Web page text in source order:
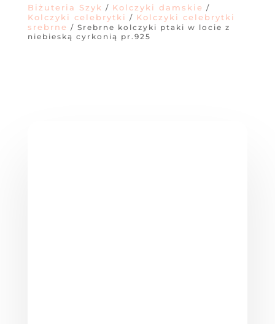
Biżuteria Szyk / Kolczyki damskie /
Kolczyki celebrytki / Kolczyki celebrytki
srebrne / Srebrne kolczyki ptaki w locie z
niebieską cyrkonią pr.925